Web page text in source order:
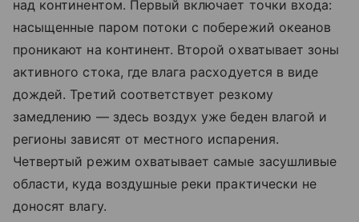
над континентом. Первый включает точки входа:
насыщенные паром потоки с побережий океанов
проникают на континент. Второй охватывает зоны
активного стока, где влага расходуется в виде
дождей. Третий соответствует резкому
замедлению — здесь воздух уже беден влагой и
регионы зависят от местного испарения.
Четвертый режим охватывает самые засушливые
области, куда воздушные реки практически не
доносят влагу.